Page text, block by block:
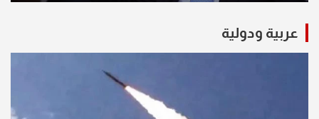
عربية ودولية